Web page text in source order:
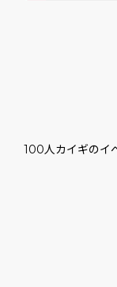
100人カイギのイ